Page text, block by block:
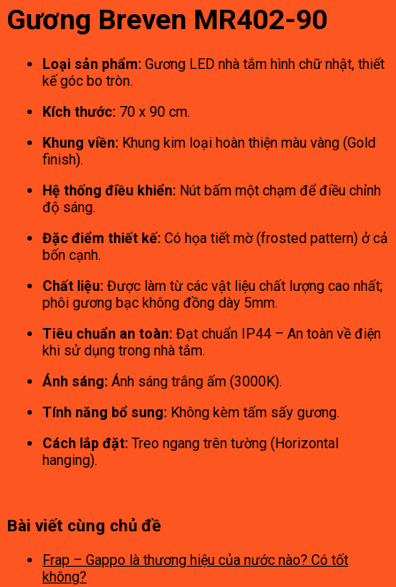
Gương Breven MR402-90
Loại sản phẩm: Gương LED nhà tắm hình chữ nhật, thiết
kế góc bo tròn.
Kích thước: 70 x 90 cm.
Khung viền: Khung kim loại hoàn thiện màu vàng (Gold
finish).
Hệ thống điều khiển: Nút bấm một chạm để điều chỉnh
độ sáng.
Đặc điểm thiết kế: Có họa tiết mờ (frosted pattern) ở cả
bốn cạnh.
Chất liệu: Được làm từ các vật liệu chất lượng cao nhất;
phôi gương bạc không đồng dày 5mm.
Tiêu chuẩn an toàn: Đạt chuẩn IP44 – An toàn về điện
khi sử dụng trong nhà tắm.
Ánh sáng: Ánh sáng trắng ấm (3000K).
Tính năng bổ sung: Không kèm tấm sấy gương.
Cách lắp đặt: Treo ngang trên tường (Horizontal
hanging).
Bài viết cùng chủ đề
Frap – Gappo là thương hiệu của nước nào? Có tốt
không?